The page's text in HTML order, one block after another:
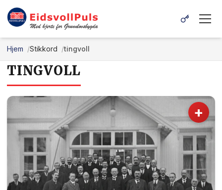
Hjem Stikkord tingvoll
TINGVOLL
+